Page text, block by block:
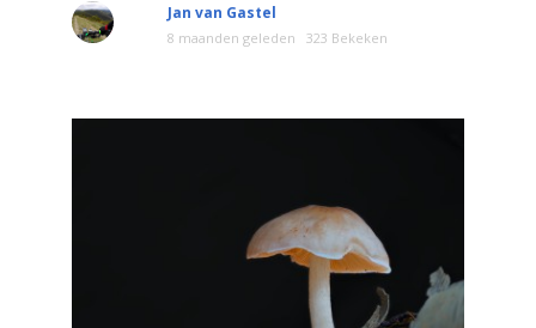
Jan van Gastel
8 maanden geleden 323 Bekeken